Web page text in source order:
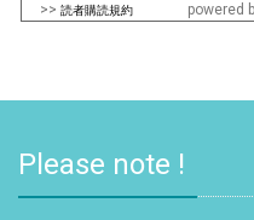
>> 読者購読規約 powered
Please note !